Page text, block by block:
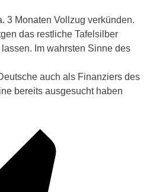
3 Monaten Vollzug verkünden.
das restliche Tafelsilber
Im wahrsten Sinne des
auch als Finanziers des
bereits ausgesucht haben